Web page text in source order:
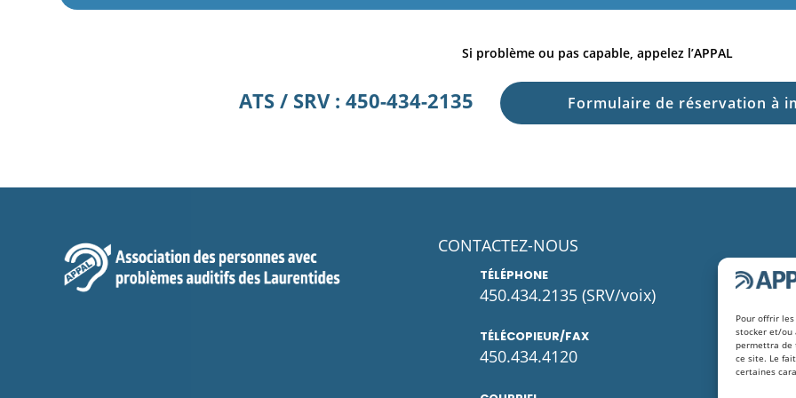
Pour offrir
stocker et/ou
permettra de
ce site. Le
certaines
Si problème ou pas capable, appelez l’APPAL
ATS / SRV : 450-434-2135 Formulaire de réservation à
CONTACTEZ-NOUS
TÉLÉPHONE
450.434.2135 (SRV/voix)
TÉLÉCOPIEUR/FAX
450.434.4120